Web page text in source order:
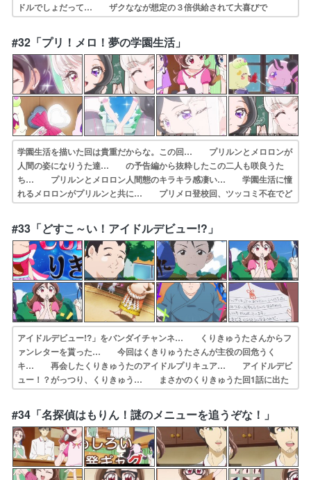
ドルでしょだって… ザクななが想定の３倍供給されて大喜びで
し… ソウルジ…じゃない(笑)謎の塊の中に閉じ… 情報量が大きす
ぎる回で面白キッスの精の能… 五人になってアイドルプリキュアのセ
ンター… アイドルプリキュアのセンター！？メロロン…
#32「プリ！メロ！夢の学園生活」
学園生活を描いた回は貴重だからな。この回… プリルンとメロロンが
人間の姿になりうた達… の予告編から抜粋したこの二人も咲良うた
ち… プリルンとメロロン人間態のキラキラ感凄い… 学園生活に憧
れるメロロンがプリルンと共に… プリメロ登校回、ツッコミ不在でど
んどん進… 今日は遅まきながら 残り話数が少なくなっ… プリル
ンさんとメロロンさん遂に学園生活ス… メロついて寝込む覚悟で拝見
させていただき… 2人が学校通えるようになって嬉しいわ今ま…
#33「どすこ～い！アイドルデビュー!?」
アイドルデビュー!?」をバンダイチャンネ… くりきゅうたさんからフ
ァンレターを貰った… 今回はくきりゅうたさんが主役の回危うく
キ… 再会したくりきゅうたのアイドルプリキュア… アイドルデビ
ュー！？がっつり、くりきゅう… まさかのくりきゅうた回1話に出た
時はまさ… 結構いい話だった…１話のあれがまさかここ… Majiで
Dosukoiする5秒前。くり… いや、三度（みたび）。足ケガしてんな
らア… くりきゅうたって三段目なのか。力士養成員…
#34「名探偵はもりん！謎のメニューを追うぞな！」